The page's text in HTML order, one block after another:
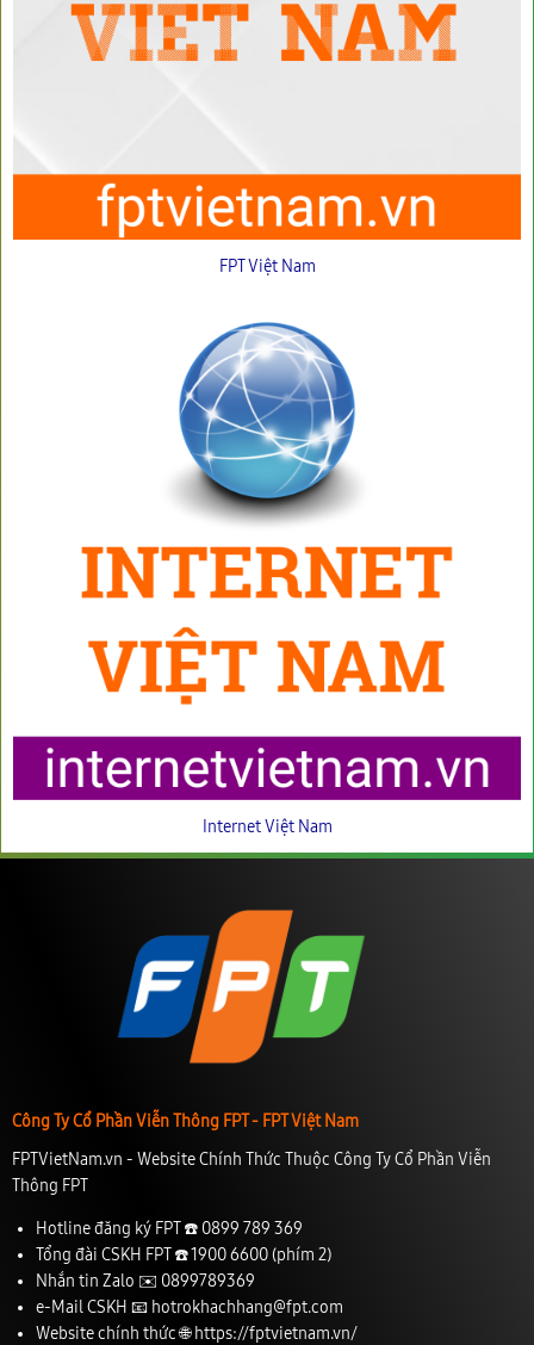
FPT Việt Nam
Internet Việt Nam
Công Ty Cổ Phần Viễn Thông FPT - FPT Việt Nam
FPTVietNam.vn - Website Chính Thức Thuộc Công Ty Cổ Phần Viễn
Thông FPT
Hotline đăng ký FPT ☎️ 0899 789 369
Tổng đài CSKH FPT ☎️1900 6600(phím 2)
Nhắn tin Zalo ✉️ 0899789369
e-Mail CSKH 📧 hotrokhachhang@fpt.com
Website chính thức 🌐 https://fptvietnam.vn/